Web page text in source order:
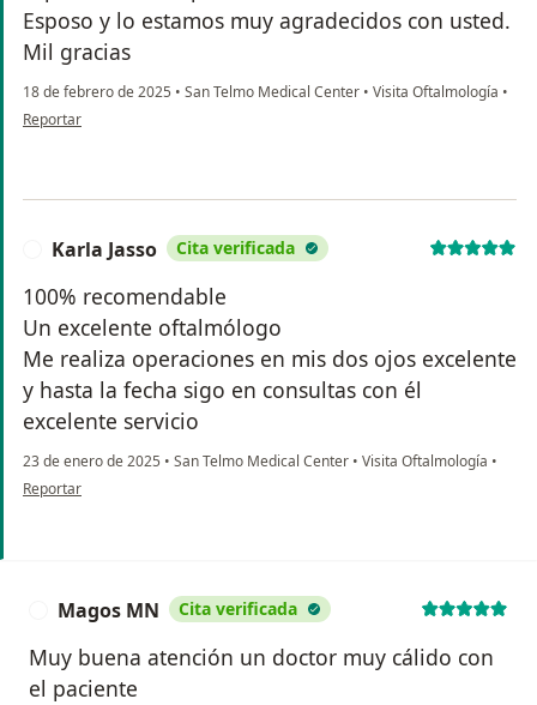
Esposo y lo estamos muy agradecidos con usted.
Mil gracias
18 de febrero de 2025 • San Telmo Medical Center • Visita Oftalmología •
en opinión del usuario Gilberto, Solís Padilla
Reportar
Karla Jasso Cita verificada
100% recomendable
Un excelente oftalmólogo
Me realiza operaciones en mis dos ojos excelente
y hasta la fecha sigo en consultas con él
excelente servicio
23 de enero de 2025 • San Telmo Medical Center • Visita Oftalmología •
en opinión del usuario Karla Jasso
Reportar
Magos MN Cita verificada
Muy buena atención un doctor muy cálido con
el paciente